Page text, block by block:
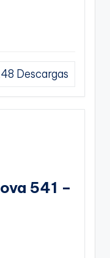
Descargas
541 –